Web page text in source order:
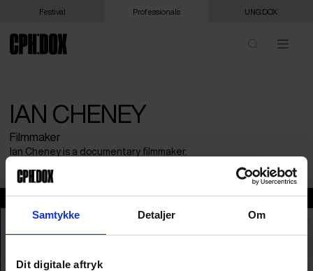
Samtykke Detaljer Om
Dit digitale aftryk
Festival Professionals UNG:DOX
IAN CHENEY
Filmmaker
Ian Cheney is a documentary filmmaker.
Ian Cheney